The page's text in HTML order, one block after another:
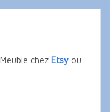
chez Etsy ou